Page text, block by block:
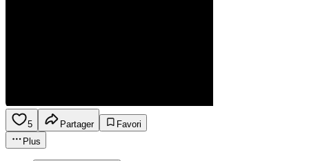
5 Partager
Favori
Plus